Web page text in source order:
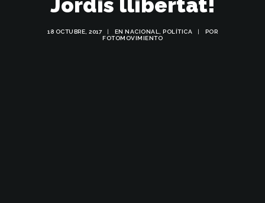
Jordis llibertat!
18 OCTUBRE, 2017 | EN NACIONAL POLÍTICA |
POR
FOTOMOVIMIENTO